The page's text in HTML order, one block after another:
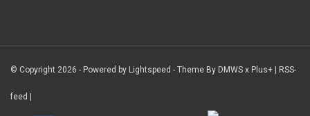
© Copyright 2026 - Powered by Lightspeed - Theme By DMWS x Plus+ | RSS-
feed |